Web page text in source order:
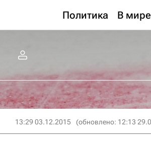
Политика В мире
13:29 03.12.2015 (обновлено: 12:13